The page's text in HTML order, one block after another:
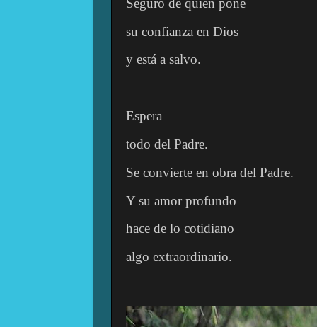
Seguro de quien pone
su confianza en Dios
y está a salvo.
Espera
todo del Padre.
Se convierte en obra del Padre.
Y su amor profundo
hace de lo cotidiano
algo extraordinario.